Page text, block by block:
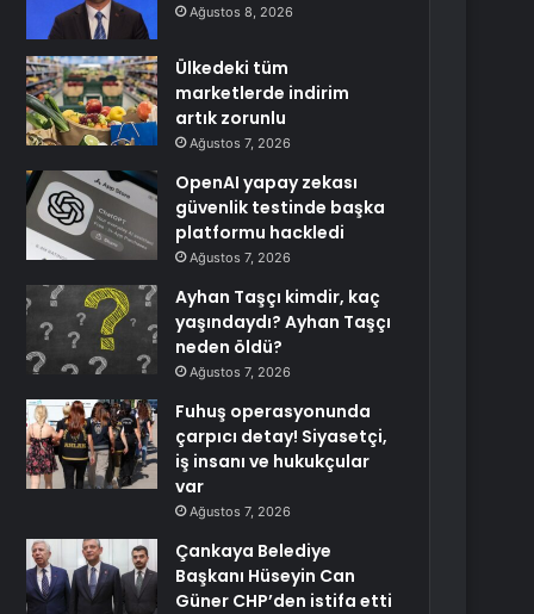
Ağustos 8, 2026
Ülkedeki tüm
marketlerde indirim
artık zorunlu
Ağustos 7, 2026
OpenAI yapay zekası
güvenlik testinde başka
platformu hackledi
Ağustos 7, 2026
Ayhan Taşçı kimdir, kaç
yaşındaydı? Ayhan Taşçı
neden öldü?
Ağustos 7, 2026
Fuhuş operasyonunda
çarpıcı detay! Siyasetçi,
iş insanı ve hukukçular
var
Ağustos 7, 2026
Çankaya Belediye
Başkanı Hüseyin Can
Güner CHP’den istifa etti